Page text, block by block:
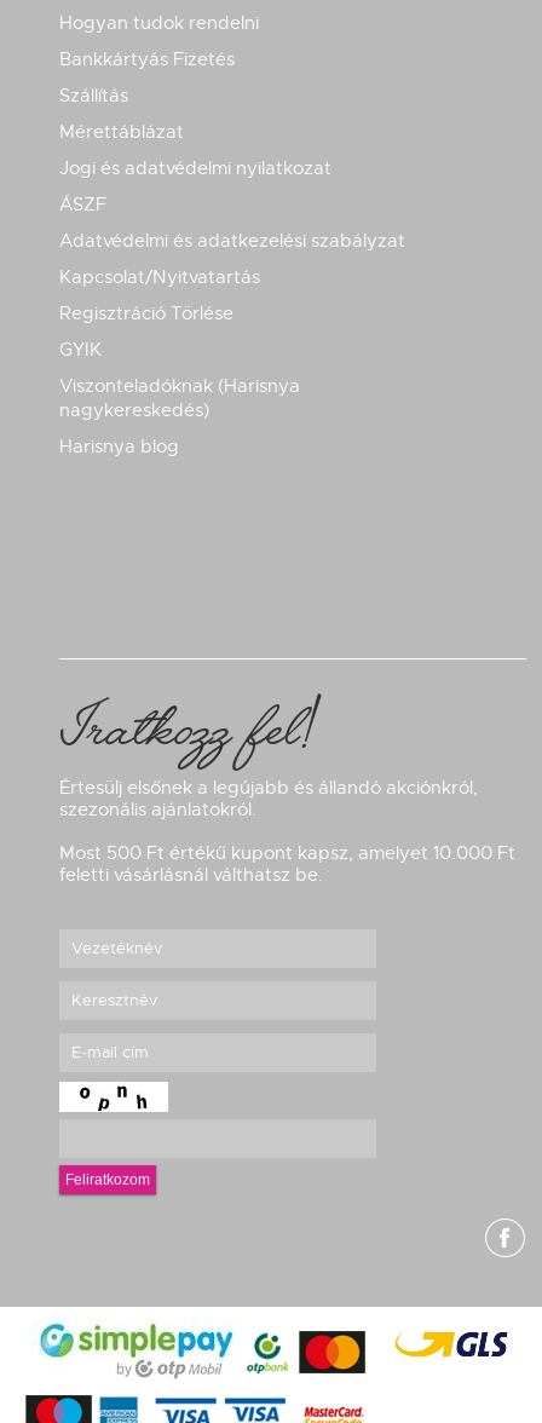
Hogyan tudok rendelni
Bankkártyás Fizetés
Szállítás
Mérettáblázat
Jogi és adatvédelmi nyilatkozat
ÁSZF
Adatvédelmi és adatkezelési szabályzat
Kapcsolat/Nyitvatartás
Regisztráció Törlése
GYIK
Viszonteladóknak (Harisnya
nagykereskedés)
Harisnya blog
Iratkozz fel!
Értesülj elsőnek a legújabb és állandó akciónkról,
szezonális ajánlatokról.
Most 500 Ft értékű kupont kapsz, amelyet 10.000 Ft
feletti vásárlásnál válthatsz be.
Feliratkozom
g